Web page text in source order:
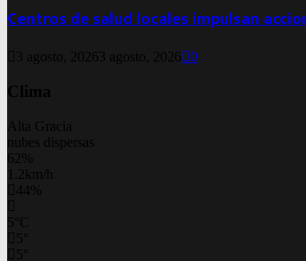
Centros de salud locales impulsan
3 agosto, 2026 3 agosto, 2026 0
Clima
Alta Gracia
nubes dispersas
62%
1.2km/h
44%
5 C
5
5